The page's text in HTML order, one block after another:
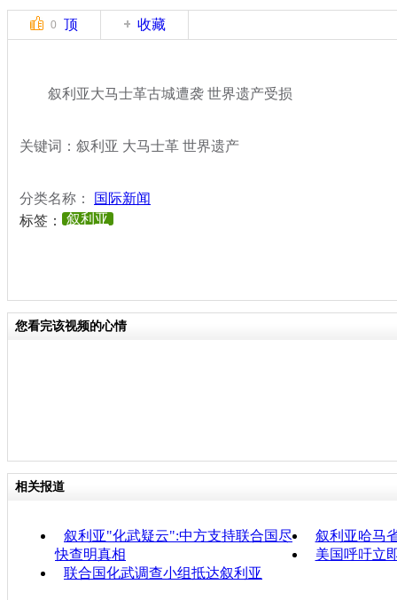
0 顶 收藏
叙利亚大马士革古城遭袭 世界遗产受损
关键词：叙利亚 大马士革 世界遗产
分类名称：
国际新闻
标签：
叙利亚
您看完该视频的心情
相关报道
叙利亚"化武疑云":中方支持联合国尽
快查明真相
叙利亚哈马
美国呼吁立
联合国化武调查小组抵达叙利亚